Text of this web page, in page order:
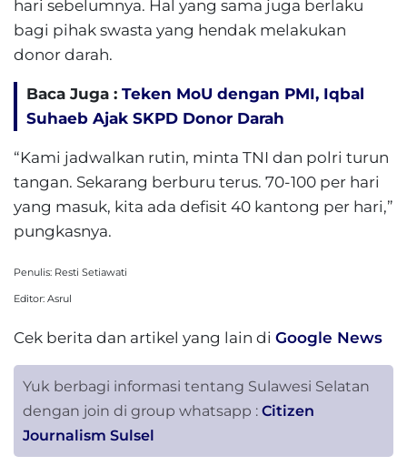
hari sebelumnya. Hal yang sama juga berlaku
bagi pihak swasta yang hendak melakukan
donor darah.
Baca Juga : Teken MoU dengan PMI, Iqbal
Suhaeb Ajak SKPD Donor Darah
“Kami jadwalkan rutin, minta TNI dan polri turun
tangan. Sekarang berburu terus. 70-100 per hari
yang masuk, kita ada defisit 40 kantong per hari,”
pungkasnya.
Penulis: Resti Setiawati
Editor: Asrul
Cek berita dan artikel yang lain di Google News
Yuk berbagi informasi tentang Sulawesi Selatan
dengan join di group whatsapp : Citizen
Journalism Sulsel